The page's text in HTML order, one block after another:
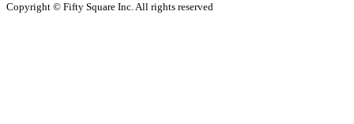
Copyright © Fifty Square Inc. All rights reserved